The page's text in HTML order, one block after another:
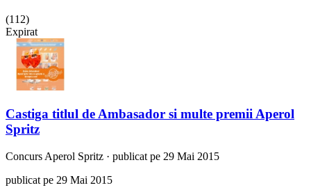
(112)
Expirat
Castiga titlul de Ambasador si multe premii Aperol
Spritz
Concurs Aperol Spritz · publicat pe 29 Mai 2015
publicat pe 29 Mai 2015